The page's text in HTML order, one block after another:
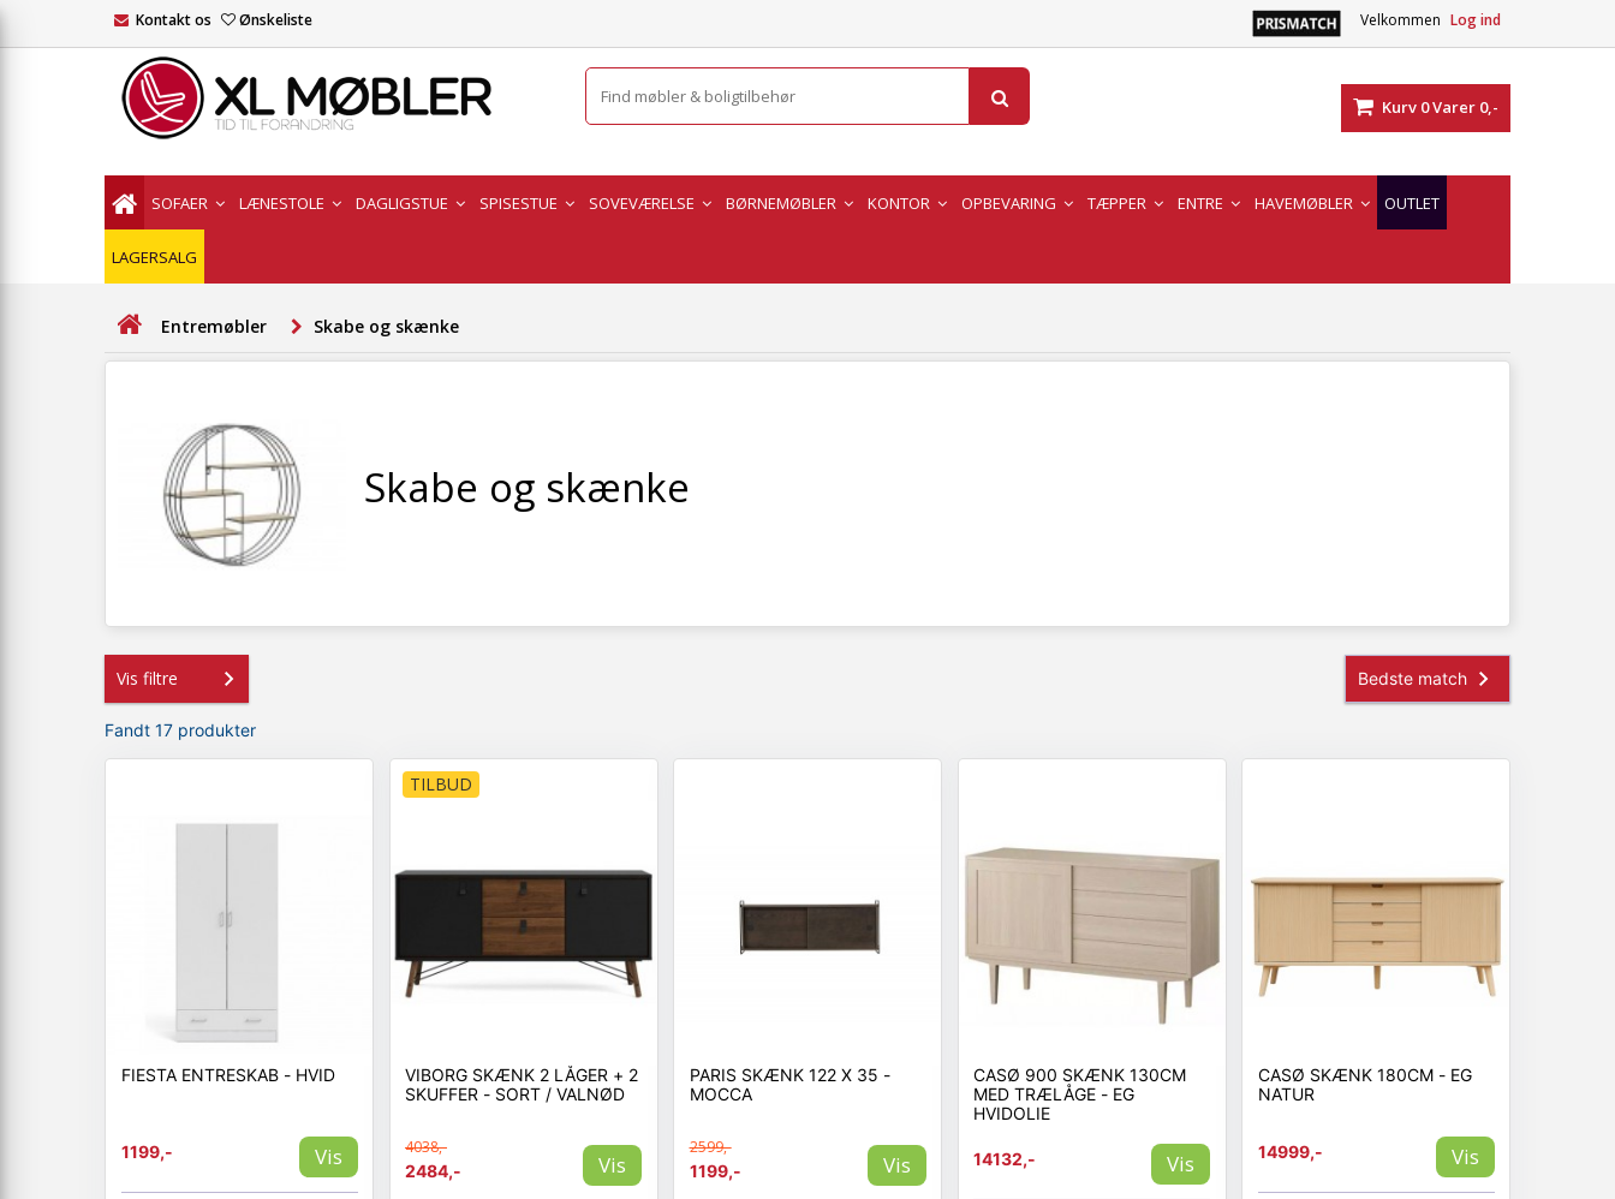
Velkommen Log ind
Kontakt os Ønskeliste
Kurv 0Varer 0,-
SOFAER LÆNESTOLE DAGLIGSTUE SPISESTUE SOVEVÆRELSE BØRNEMØBLER KONTOR OPBEVARING TÆPPER ENTRE HAVEMØBLER OUTLET
LAGERSALG
Entremøbler Skabe og skænke
Skabe og skænke
Vis filtre
Fandt 17 produkter
FIESTA ENTRESKAB - HVID
1199,- Vis
TILBUD
VIBORG SKÆNK 2 LÅGER + 2
SKUFFER - SORT / VALNØD
4038,-
2484,-
Vis
PARIS SKÆNK 122 X 35 -
MOCCA
2599,-
1199,-
Vis
CASØ 900 SKÆNK 130CM
MED TRÆLÅGE - EG
HVIDOLIE
14132,- Vis
CASØ SKÆNK 180CM - EG
NATUR
14999,- Vis